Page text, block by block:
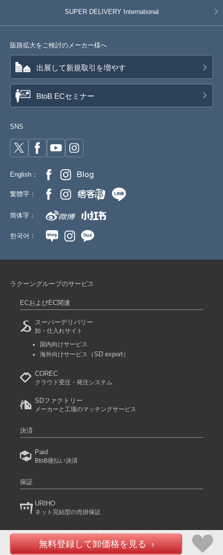
無料登録して卸価格を見る
SUPER DELIVERY International
販路拡大をご検討のメーカー様へ
出展して新規取引を増やす
BtoB ECセミナー
SNS
English：
繁體字：
简体字：
한국어：
ラクーングループのサービス
ECおよびEC関連
スーパーデリバリー
卸・仕入れサイト
国内向けサービス
海外向けサービス
（SD export）
COREC
クラウド受注・発注システム
SDファクトリー
メーカーと工場のマッチングサービス
決済
Paid
BtoB後払い決済
保証
URIHO
ネット完結型の売掛保証
スーパーデリバリーは個人情報を暗号化して送信するSSLに対応しています。
(C) 2024 RACCOON COMMERCE, Inc. All rights reserved.